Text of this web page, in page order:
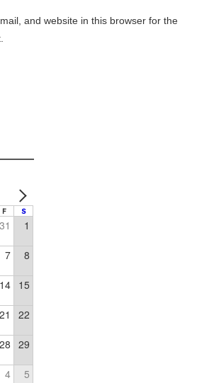
and website in this browser for the
F S
31 1
7 8
14 15
21 22
28 29
4 5